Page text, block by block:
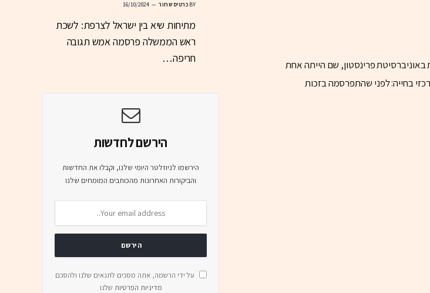
אנגלית באוניברסיטת פרינסטון, שם הייתה אחת
בחייה: לפני שהתפרסמה בזכות
BY כרטיס שחור 16/10/2024
מתיחות שיא בין ישראל לצרפת: לשכת
ראש הממשלה פרסמה אמש תגובה
חריפה…
הירשם לחדשות
הירשמו לניוזלטר היומי שלנו, וקבלו את החדשות
והביקורות האחרונות מהכותבים המומחים שלנו
על ידי הרשמה, אתה מסכים לתנאים שלנו ולהסכם
מדיניות הפרטיות שלנו